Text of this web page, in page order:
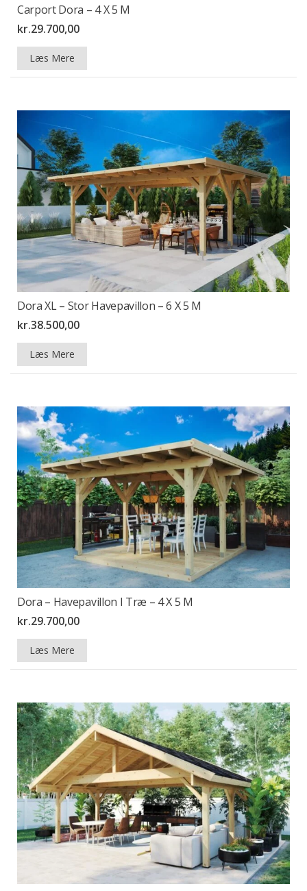
Carport Dora – 4 X 5 M
kr.29.700,00
Læs Mere
Dora XL – Stor Havepavillon – 6 X 5 M
kr.38.500,00
Læs Mere
Dora – Havepavillon I Træ – 4 X 5 M
kr.29.700,00
Læs Mere